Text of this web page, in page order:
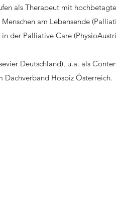
als Therapeut mit
am Lebensende
der Palliative Care
Deutschland), u.a. als
Dachverband Hospiz Österreich.